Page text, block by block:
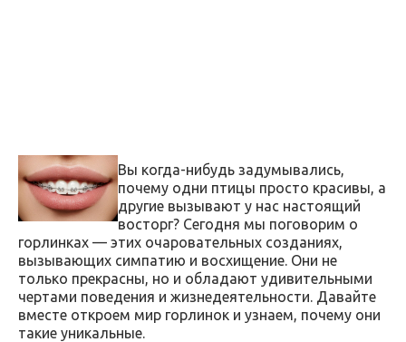
Вы когда-нибудь задумывались,
почему одни птицы просто красивы, а
другие вызывают у нас настоящий
восторг? Сегодня мы поговорим о
горлинках — этих очаровательных созданиях,
вызывающих симпатию и восхищение. Они не
только прекрасны, но и обладают удивительными
чертами поведения и жизнедеятельности. Давайте
вместе откроем мир горлинок и узнаем, почему они
такие уникальные.